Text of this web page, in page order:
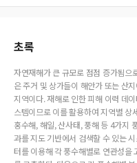
초록
자연재해가 큰 규모로 점점 증가됨으
은 주거 및 상가들이 해안가 또는 산
지역이다. 재해로 인한 피해 이력 데
스템이므로 이를 활용하여 지역별 상
홍수해, 해일, 산사태, 풍해 등 4가지
과를 지도 기반에서 검색할 수 있는
터를 이용해 각 풍수해별로 연관성을